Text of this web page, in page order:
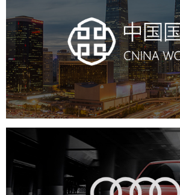
中国国贸
房地产 商业地产 地产网站建设
网站建设
电商网站
一汽奥迪